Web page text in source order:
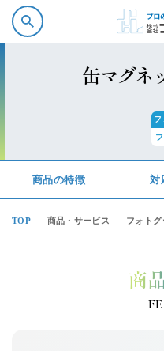
商品情報
缶マグネ
フ
商品の特徴 対
TOP 商品・サービス フォトグ
商